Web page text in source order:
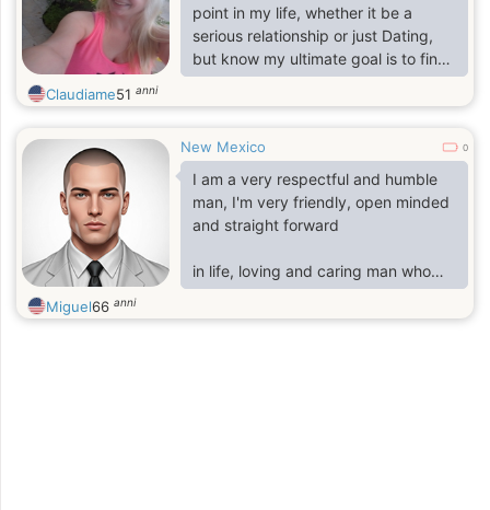
point in my life, whether it be a
serious relationship or just Dating,
but know my ultimate goal is to find
a mate though.
Claudiame51 anni
New Mexico 0
I am a very respectful and humble
man, I'm very friendly, open minded
and straight forward
in life, loving and caring man who
knows how to take very good care
of a woman especially
Miguel66 anni